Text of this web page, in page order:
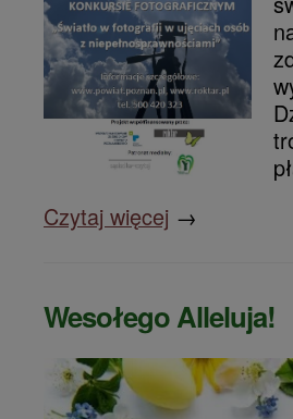
Czytaj więcej →
Wesołego Alleluja!